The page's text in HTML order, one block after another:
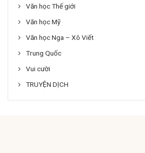
Văn học Thế giới
Văn học Mỹ
Văn học Nga – Xô Viết
Trung Quốc
Vui cười
TRUYỆN DỊCH